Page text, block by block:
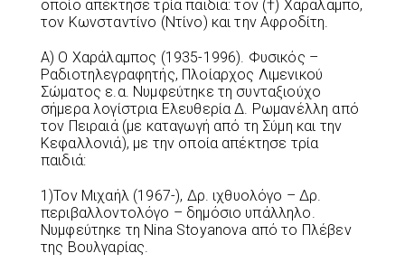
οποίο απέκτησε τρία παιδιά: τον (†) Χαράλαμπο,
τον Κωνσταντίνο (Ντίνο) και την Αφροδίτη.
Α) Ο Χαράλαμπος (1935-1996). Φυσικός –
Ραδιοτηλεγραφητής, Πλοίαρχος Λιμενικού
Σώματος ε.α. Νυμφεύτηκε τη συνταξιούχο
σήμερα λογίστρια Ελευθερία Δ. Ρωμανέλλη από
τον Πειραιά (με καταγωγή από τη Σύμη και την
Κεφαλλονιά), με την οποία απέκτησε τρία
παιδιά:
1)Τον Μιχαήλ (1967-), Δρ. ιχθυολόγο – Δρ.
περιβαλλοντολόγο – δημόσιο υπάλληλο.
Νυμφεύτηκε τη Nina Stoyanova από το Πλέβεν
της Βουλγαρίας.